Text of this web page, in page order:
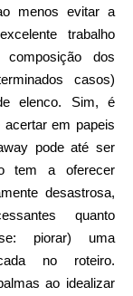
menos evitar a
trabalho
dos
casos)
elenco. Sim, é
em papeis
pode até ser
tem a oferecer
desastrosa,
quanto
piorar) uma
no roteiro.
ao idealizar